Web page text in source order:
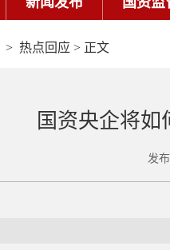
> 热点回应 > 正文
国资央企将
发